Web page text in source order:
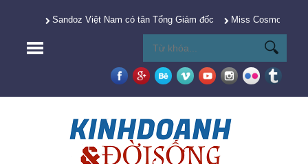
Sandoz Việt Nam có tân Tổng Giám đốc Miss Cosmo 2025